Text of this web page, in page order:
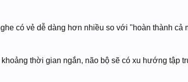
có vẻ dễ dàng hơn nhiều so với "hoàn thành cả
thời gian ngắn, não bộ sẽ có xu hướng tập